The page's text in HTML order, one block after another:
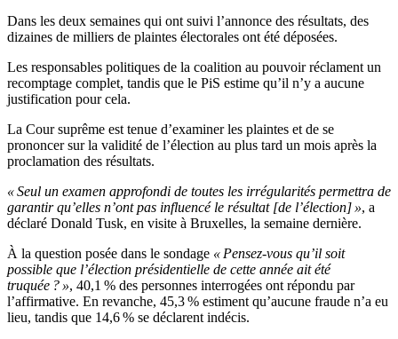
Dans les deux semaines qui ont suivi l’annonce des résultats, des
dizaines de milliers de plaintes électorales ont été déposées.
Les responsables politiques de la coalition au pouvoir réclament un
recomptage complet, tandis que le PiS estime qu’il n’y a aucune
justification pour cela.
La Cour suprême est tenue d’examiner les plaintes et de se
prononcer sur la validité de l’élection au plus tard un mois après la
proclamation des résultats.
« Seul un examen approfondi de toutes les irrégularités permettra de
garantir qu’elles n’ont pas influencé le résultat [de l’élection] », a
déclaré Donald Tusk, en visite à Bruxelles, la semaine dernière.
À la question posée dans le sondage « Pensez-vous qu’il soit
possible que l’élection présidentielle de cette année ait été
truquée ? », 40,1 % des personnes interrogées ont répondu par
l’affirmative. En revanche, 45,3 % estiment qu’aucune fraude n’a eu
lieu, tandis que 14,6 % se déclarent indécis.